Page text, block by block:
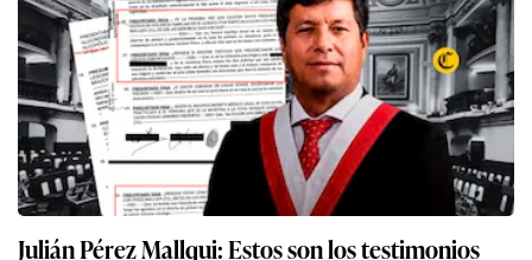
Julián Pérez Mallqui: Estos son los testimonios